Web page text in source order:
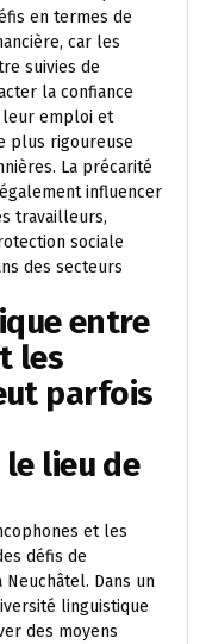
en termes de
car les
suivies de
la confiance
leur emploi et
plus rigoureuse
La précarité
influencer
travailleurs,
sociale
des secteurs
entre
les
parfois
lieu de
et les
défis de
Dans un
linguistique
des moyens